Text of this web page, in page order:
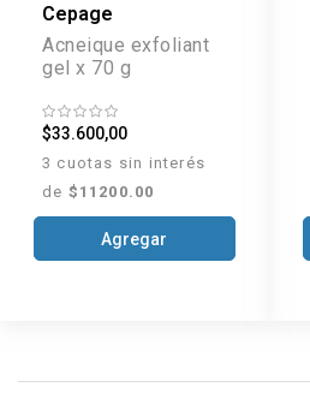
Cepage
Acneique exfoliant
gel x 70 g
$33.600,00
3 cuotas sin interés
de $11200.00
Agregar